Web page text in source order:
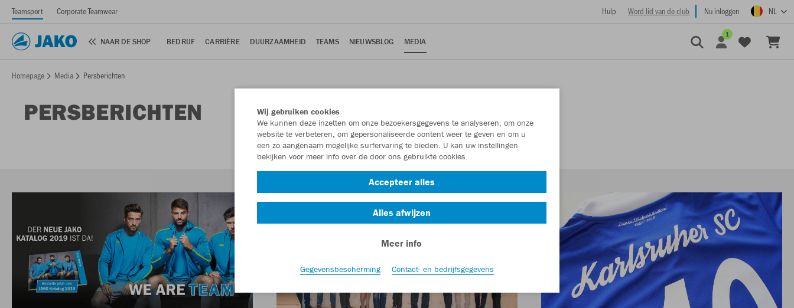
Teamsport Corporate Teamwear Hulp Word lid van de club Nu inloggen NL
NAAR DE SHOP BEDRIJF CARRIÈRE DUURZAAMHEID TEAMS NIEUWSBLOG MEDIA
1
Homepage Media Persberichten
PERSBERICHTEN
Wij gebruiken cookies
We kunnen deze inzetten om onze bezoekersgegevens te analyseren, om onze
website te verbeteren, om gepersonaliseerde content weer te geven en om u
een zo aangenaam mogelijke surfervaring te bieden. U kan uw instellingen
bekijken voor meer info over de door ons gebruikte cookies.
Accepteer alles
Alles afwijzen
Meer info
Gegevensbescherming Contact- en bedrijfsgegevens